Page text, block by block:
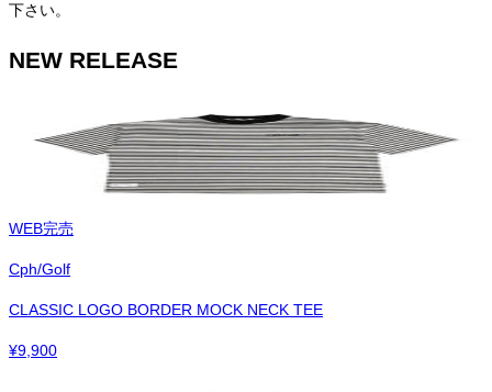
下さい。
NEW RELEASE
WEB完売
Cph/Golf
CLASSIC LOGO BORDER MOCK NECK TEE
¥9,900